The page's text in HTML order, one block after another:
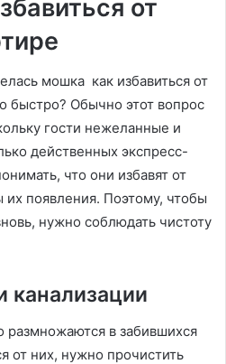
от
мошка как избавиться от
быстро? Обычно этот вопрос
гости нежеланные и
действенных экспресс-
что они избавят от
появления. Поэтому, чтобы
нужно соблюдать чистоту
канализации
в забившихся
от них, нужно прочистить